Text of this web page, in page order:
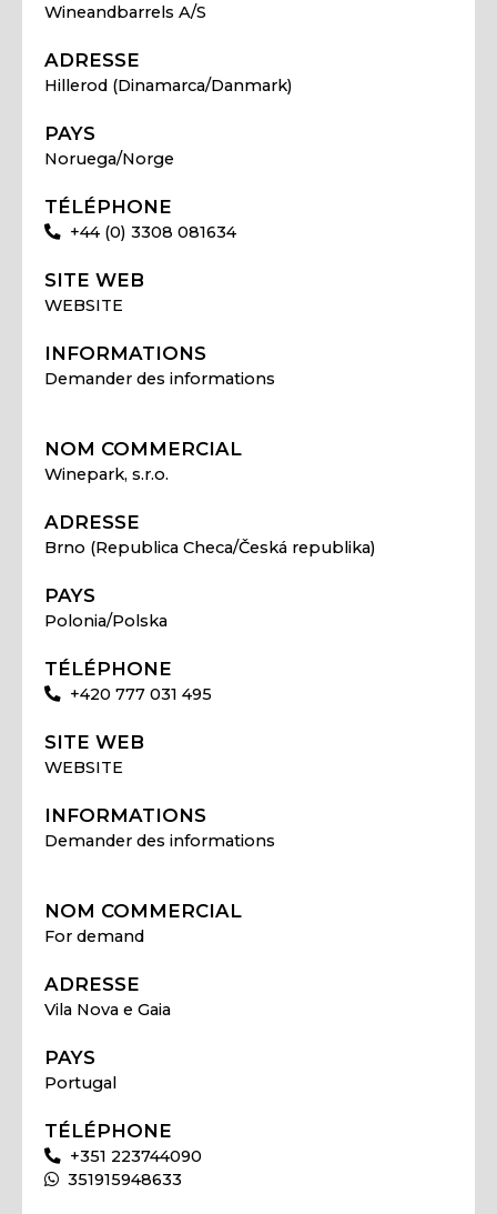
Wineandbarrels A/S
ADRESSE
Hillerod (Dinamarca/Danmark)
PAYS
Noruega/Norge
TÉLÉPHONE
+44 (0) 3308 081634
SITE WEB
WEBSITE
INFORMATIONS
Demander des informations
NOM COMMERCIAL
Winepark, s.r.o.
ADRESSE
Brno (Republica Checa/Česká republika)
PAYS
Polonia/Polska
TÉLÉPHONE
+420 777 031 495
SITE WEB
WEBSITE
INFORMATIONS
Demander des informations
NOM COMMERCIAL
For demand
ADRESSE
Vila Nova e Gaia
PAYS
Portugal
TÉLÉPHONE
+351 223744090
351915948633